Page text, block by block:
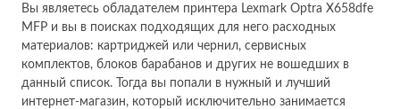
Вы являетесь обладателем принтера Lexmark Optra X658dfe
MFP и вы в поисках подходящих для него расходных
материалов: картриджей или чернил, сервисных
комплектов, блоков барабанов и других не вошедших в
данный список. Тогда вы попали в нужный и лучший
интернет-магазин, который исключительно занимается